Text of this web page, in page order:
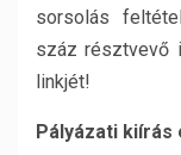
sorsolás
száz résztvevő
linkjét!
Pályázati kiírás